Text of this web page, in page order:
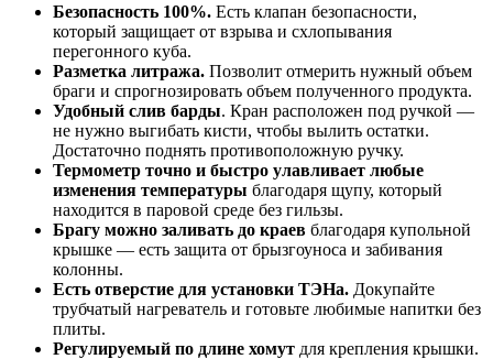
Безопасность 100%. Есть клапан безопасности,
который защищает от взрыва и схлопывания
перегонного куба.
Разметка литража. Позволит отмерить нужный объем
браги и спрогнозировать объем полученного продукта.
Удобный слив барды. Кран расположен под ручкой —
не нужно выгибать кисти, чтобы вылить остатки.
Достаточно поднять противоположную ручку.
Термометр точно и быстро улавливает любые
изменения температуры благодаря щупу, который
находится в паровой среде без гильзы.
Брагу можно заливать до краев благодаря купольной
крышке — есть защита от брызгоуноса и забивания
колонны.
Есть отверстие для установки ТЭНа. Докупайте
трубчатый нагреватель и готовьте любимые напитки без
плиты.
Регулируемый по длине хомут для крепления крышки.